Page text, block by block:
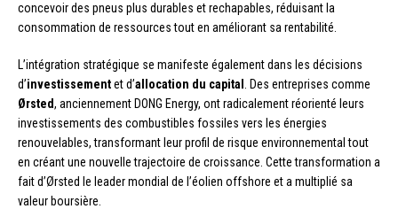
concevoir des pneus plus durables et rechapables, réduisant la
consommation de ressources tout en améliorant sa rentabilité.
L’intégration stratégique se manifeste également dans les décisions
d’investissementet d’allocation du capital
. Des entreprises comme
Ørsted, anciennement DONG Energy, ont radicalement réorienté leurs
investissements des combustibles fossiles vers les énergies
renouvelables, transformant leur profil de risque environnemental tout
en créant une nouvelle trajectoire de croissance. Cette transformation a
fait d’Ørsted le leader mondial de l’éolien offshore et a multiplié sa
valeur boursière.